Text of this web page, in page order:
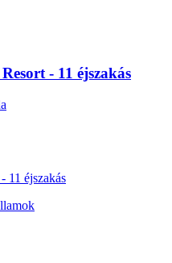
- 11 éjszakás
11 éjszakás